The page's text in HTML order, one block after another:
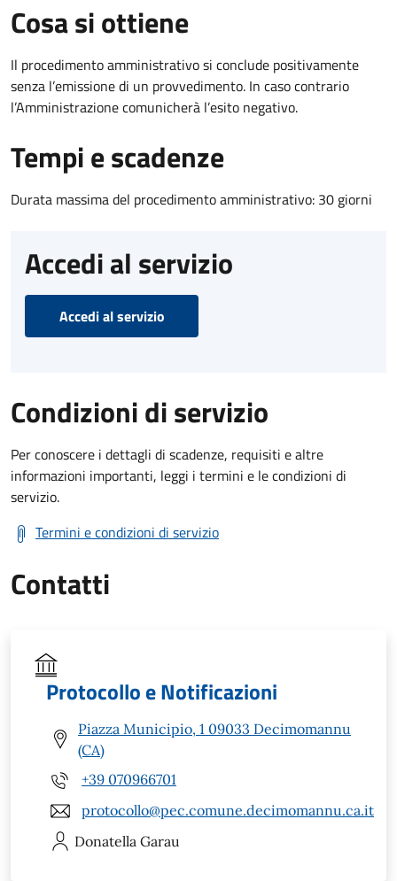
Cosa si ottiene
Il procedimento amministrativo si conclude positivamente
senza l’emissione di un provvedimento. In caso contrario
l’Amministrazione comunicherà l’esito negativo.
Tempi e scadenze
Durata massima del procedimento amministrativo: 30 giorni
Accedi al servizio
Accedi al servizio
Condizioni di servizio
Per conoscere i dettagli di scadenze, requisiti e altre
informazioni importanti, leggi i termini e le condizioni di
servizio.
Termini e condizioni di servizio
Contatti
Protocollo e Notificazioni
Piazza Municipio, 1 09033 Decimomannu
(CA)
+39 070966701
protocollo@pec.comune.decimomannu.ca.it
Donatella Garau